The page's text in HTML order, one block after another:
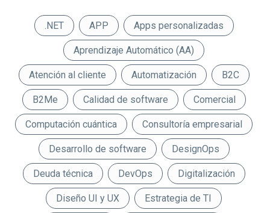
.NET APP Apps personalizadas
Aprendizaje Automático (AA)
Atención al cliente Automatización B2C
B2Me Calidad de software Comercial
Computación cuántica Consultoría empresarial
Desarrollo de software DesignOps
Deuda técnica DevOps Digitalización
Diseño UI y UX Estrategia de TI